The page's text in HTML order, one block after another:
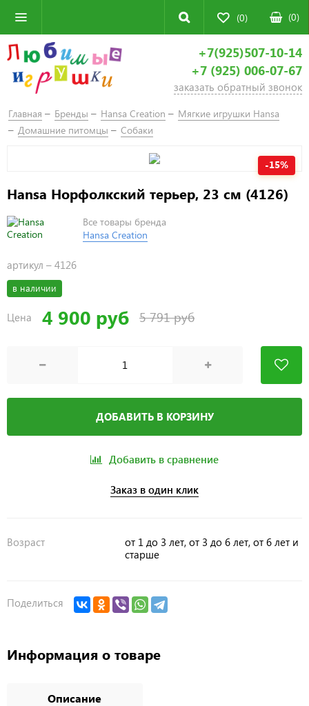
(0) (0)
+7(925)507-10-14
+7 (925) 006-07-67
заказать обратный звонок
Главная Бренды Hansa Creation
Мягкие игрушки Hansa
Домашние питомцы
Собаки
-15%
Hansa Норфолкский терьер, 23 см (4126)
Все товары бренда
Hansa Creation
артикул – 4126
в наличии
Цена 4 900 руб 5 791 руб
ДОБАВИТЬ В КОРЗИНУ
Добавить в сравнение
Заказ в один клик
Возраст
от 1 до 3 лет, от 3 до 6 лет, от 6 лет и
старше
Поделиться
Информация о товаре
Описание